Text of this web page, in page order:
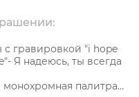
с гравировкой "i hope
Я надеюсь, ты всегда
палитра,